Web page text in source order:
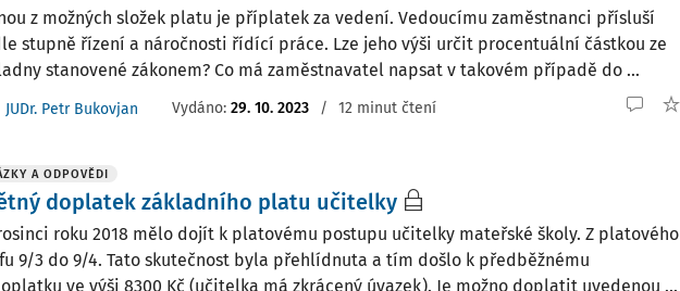
z možných složek platu je příplatek za vedení. Vedoucímu zaměstnanci přísluší
stupně řízení a náročnosti řídící práce. Lze jeho výši určit procentuální částkou ze
stanovené zákonem? Co má zaměstnavatel napsat v takovém případě do ...
JUDr. Petr Bukovjan Vydáno: 29. 10. 2023 / 12 minut čtení
A ODPOVĚDI
doplatek základního platu učitelky
roku 2018 mělo dojít k platovému postupu učitelky mateřské školy. Z platového
9/3 do 9/4. Tato skutečnost byla přehlídnuta a tím došlo k předběžnému
ve výši 8300 Kč (učitelka má zkrácený úvazek). Je možno doplatit uvedenou ...